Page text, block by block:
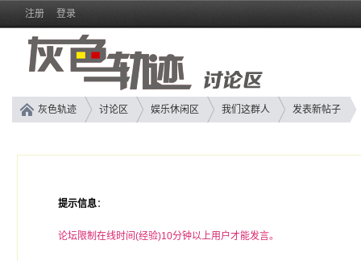
注册 登录
灰色轨迹 讨论区 娱乐休闲区 我们这群人 发表新帖子
提示信息：
论坛限制在线时间(经验)10分钟以上用户才能发言。